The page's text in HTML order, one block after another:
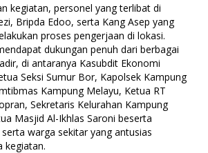
kegiatan, personel yang terlibat di
Bripda Edoo, serta Kang Asep yang
proses pengerjaan di lokasi.
dukungan penuh dari berbagai
di antaranya Kasubdit Ekonomi
Seksi Sumur Bor, Kapolsek Kampung
Kampung Melayu, Ketua RT
Sekretaris Kelurahan Kampung
Masjid Al-Ikhlas Saroni beserta
warga sekitar yang antusias
kegiatan.